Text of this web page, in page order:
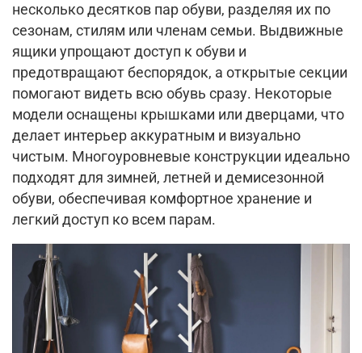
несколько десятков пар обуви, разделяя их по
сезонам, стилям или членам семьи. Выдвижные
ящики упрощают доступ к обуви и
предотвращают беспорядок, а открытые секции
помогают видеть всю обувь сразу. Некоторые
модели оснащены крышками или дверцами, что
делает интерьер аккуратным и визуально
чистым. Многоуровневые конструкции идеально
подходят для зимней, летней и демисезонной
обуви, обеспечивая комфортное хранение и
легкий доступ ко всем парам.